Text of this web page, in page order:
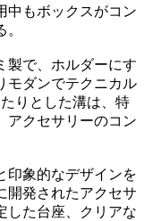
中もボックスがコン
製で、ホルダーにす
モダンでテクニカル
りとした溝は、特
アクセサリーのコン
印象的なデザインを
開発されたアクセサ
した台座、クリアな